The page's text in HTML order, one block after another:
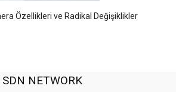
Özellikleri ve Radikal Değişiklikler
SDN NETWORK